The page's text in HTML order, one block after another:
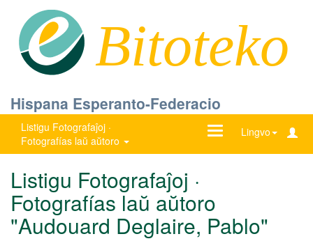
Bitoteko
Hispana Esperanto-Federacio
Listigu Fotografaĵoj ·
Fotografías laŭ aŭtoro
Lingvo
Ŝanĝu
Listigu Fotografaĵoj ·
Fotografías laŭ aŭtoro
"Audouard Deglaire, Pablo"